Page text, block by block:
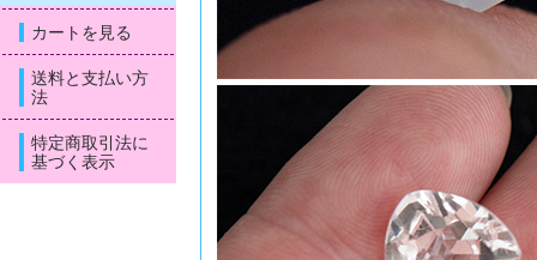
カートを見る
送料と支払い方
法
特定商取引法に
基づく表示